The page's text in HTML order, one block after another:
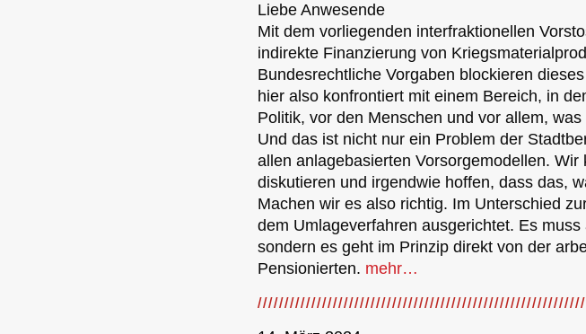
Liebe Anwesende
Mit dem vorliegenden interfraktionellen
indirekte Finanzierung von
Bundesrechtliche Vorgaben blockieren
hier also konfrontiert mit einem Bereich, in
Politik, vor den Menschen und vor allem,
Und das ist nicht nur ein Problem der
allen anlagebasierten Vorsorgemodellen.
diskutieren und irgendwie hoffen, dass das,
Machen wir es also richtig. Im Unterschied
dem Umlageverfahren ausgerichtet. Es
sondern es geht im Prinzip direkt von der
Pensionierten. mehr…